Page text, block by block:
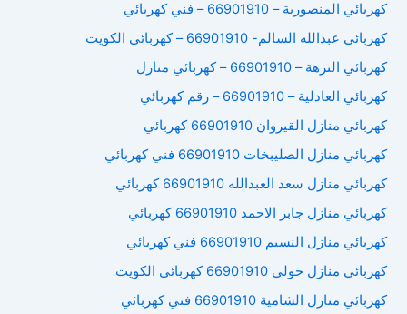
كهربائي المنصورية – 66901910 – فني كهربائي
كهربائي عبدالله السالم- 66901910 – كهربائي الكويت
كهربائي النزهة – 66901910 – كهربائي منازل
كهربائي العادلية – 66901910 – رقم كهربائي
كهربائي منازل القيروان 66901910 كهربائي
كهربائي منازل الصليبخات 66901910 فني كهربائي
كهربائي منازل سعد العبدالله 66901910 كهربائي
كهربائي منازل جابر الاحمد 66901910 كهربائي
كهربائي منازل النسيم 66901910 فني كهربائي
كهربائي منازل حولي 66901910 كهربائي الكويت
كهربائي منازل الشامية 66901910 فني كهربائي